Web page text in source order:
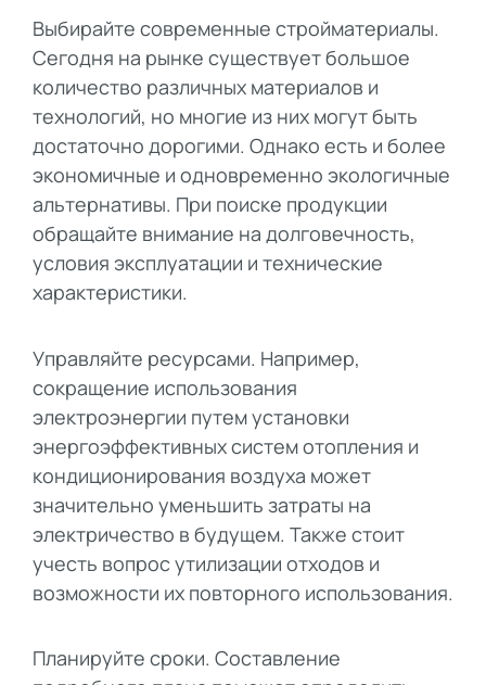
Выбирайте современные стройматериалы.
Сегодня на рынке существует большое
количество различных материалов и
технологий, но многие из них могут быть
достаточно дорогими. Однако есть и более
экономичные и одновременно экологичные
альтернативы. При поиске продукции
обращайте внимание на долговечность,
условия эксплуатации и технические
характеристики.
Управляйте ресурсами. Например,
сокращение использования
электроэнергии путем установки
энергоэффективных систем отопления и
кондиционирования воздуха может
значительно уменьшить затраты на
электричество в будущем. Также стоит
учесть вопрос утилизации отходов и
возможности их повторного использования.
Планируйте сроки. Составление